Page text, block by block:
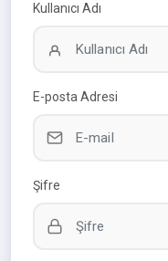
Kullanıcı Adı
E-posta Adresi
Şifre